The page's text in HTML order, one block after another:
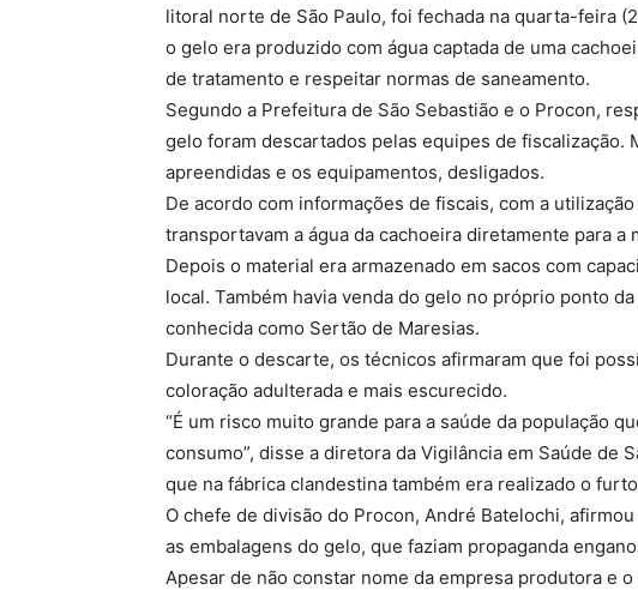
litoral norte de São Paulo, foi fechada na quarta-feira
o gelo era produzido com água captada de uma
de tratamento e respeitar normas de saneamento.
Segundo a Prefeitura de São Sebastião e o Procon,
gelo foram descartados pelas equipes de fiscalização.
apreendidas e os equipamentos, desligados.
De acordo com informações de fiscais, com a
transportavam a água da cachoeira diretamente para a
Depois o material era armazenado em sacos com
local. Também havia venda do gelo no próprio ponto
conhecida como Sertão de Maresias.
Durante o descarte, os técnicos afirmaram que foi
coloração adulterada e mais escurecido.
“É um risco muito grande para a saúde da população
consumo”, disse a diretora da Vigilância em Saúde de
que na fábrica clandestina também era realizado o
O chefe de divisão do Procon, André Batelochi,
as embalagens do gelo, que faziam propaganda
Apesar de não constar nome da empresa produtora e